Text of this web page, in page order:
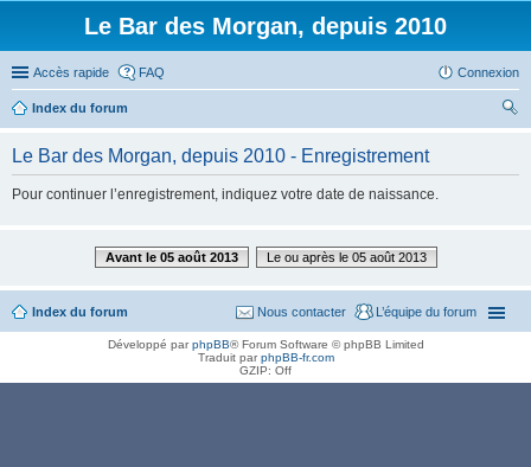
Le Bar des Morgan, depuis 2010
Accès rapide FAQ Connexion
Index du forum
Le Bar des Morgan, depuis 2010 - Enregistrement
Pour continuer l’enregistrement, indiquez votre date de naissance.
Avant le 05 août 2013 Le ou après le 05 août 2013
Index du forum L’équipe du forum
Nous contacter
Développé parphpBB® Forum Software © phpBB Limited
Traduit parphpBB-fr.com
GZIP: Off